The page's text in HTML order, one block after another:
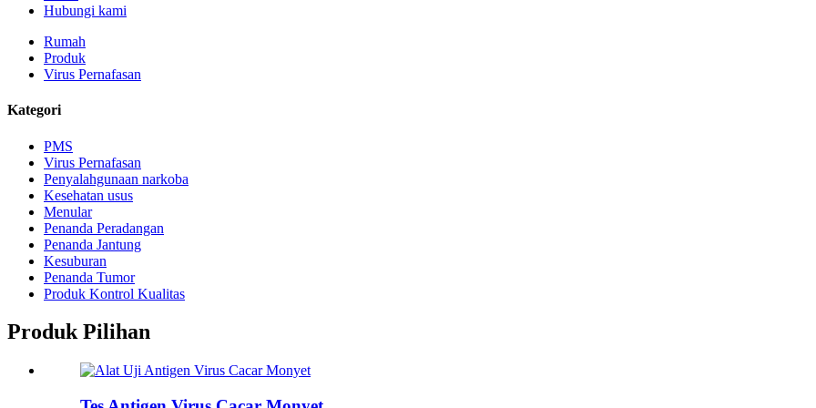
Hubungi kami
Rumah
Produk
Virus Pernafasan
Kategori
PMS
Virus Pernafasan
Penyalahgunaan narkoba
Kesehatan usus
Menular
Penanda Peradangan
Penanda Jantung
Kesuburan
Penanda Tumor
Produk Kontrol Kualitas
Produk Pilihan